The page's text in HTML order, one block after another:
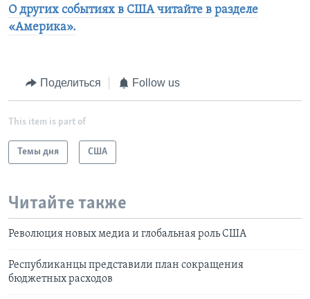
О других событиях в США читайте в разделе
«Америка».
Поделиться Follow us
This item is part of
Темы дня США
Читайте также
Революция новых медиа и глобальная роль США
Республиканцы представили план сокращения
бюджетных расходов